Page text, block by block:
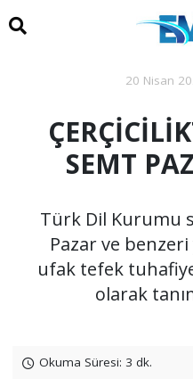
20 Nisan
SEMT
Türk Dil Kurumu
Pazar ve
ufak tefek
olarak
Okuma Süresi: 3 dk.